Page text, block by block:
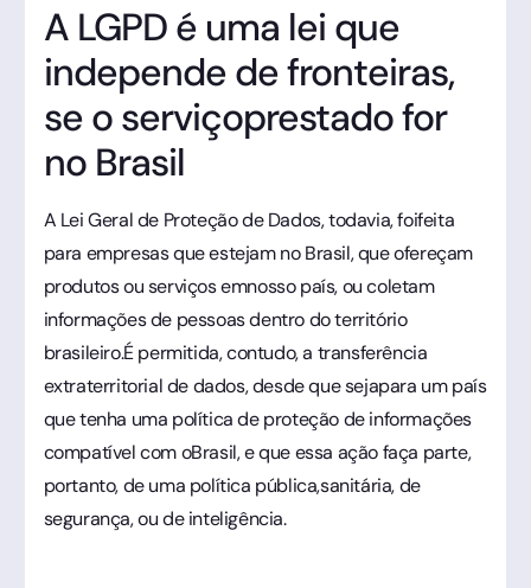
A LGPD é uma lei que
independe de fronteiras,
se o serviçoprestado for
no Brasil
A Lei Geral de Proteção de Dados, todavia, foifeita
para empresas que estejam no Brasil, que ofereçam
produtos ou serviços emnosso país, ou coletam
informações de pessoas dentro do território
brasileiro.É permitida, contudo, a transferência
extraterritorial de dados, desde que sejapara um país
que tenha uma política de proteção de informações
compatível com oBrasil, e que essa ação faça parte,
portanto, de uma política pública,sanitária, de
segurança, ou de inteligência.